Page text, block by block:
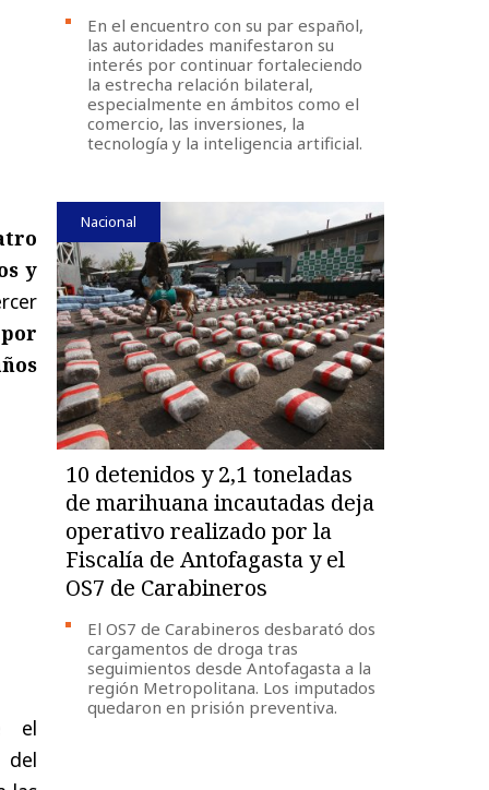
y
el
del
En el encuentro con su par español,
las autoridades manifestaron su
interés por continuar fortaleciendo
la estrecha relación bilateral,
especialmente en ámbitos como el
comercio, las inversiones, la
tecnología y la inteligencia artificial.
Nacional
10 detenidos y 2,1 toneladas
de marihuana incautadas deja
operativo realizado por la
Fiscalía de Antofagasta y el
OS7 de Carabineros
El OS7 de Carabineros desbarató dos
cargamentos de droga tras
seguimientos desde Antofagasta a la
región Metropolitana. Los imputados
quedaron en prisión preventiva.